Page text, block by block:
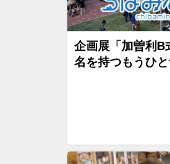
企画展「加曽利B
名を持つもうひと